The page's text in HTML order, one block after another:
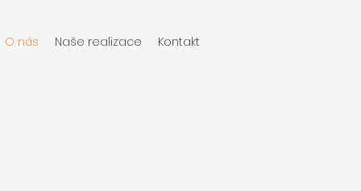
O nás Naše realizace Kontakt